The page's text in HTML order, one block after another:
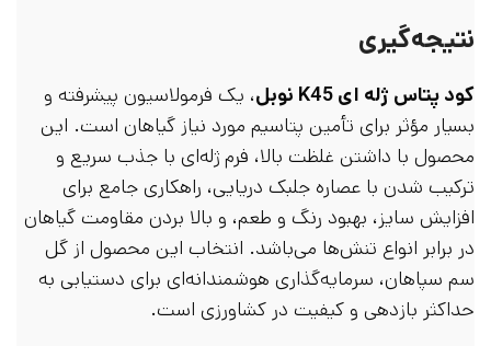
نتیجه‌گیری
کود پتاس ژله ای K45 نوبل
، یک فرمولاسیون پیشرفته و
بسیار مؤثر برای تأمین پتاسیم مورد نیاز گیاهان است. این
محصول با داشتن غلظت بالا، فرم ژله‌ای با جذب سریع و
ترکیب شدن با عصاره جلبک دریایی، راهکاری جامع برای
افزایش سایز، بهبود رنگ و طعم، و بالا بردن مقاومت گیاهان
در برابر انواع تنش‌ها می‌باشد. انتخاب این محصول از گل
سم سپاهان، سرمایه‌گذاری هوشمندانه‌ای برای دستیابی به
حداکثر بازدهی و کیفیت در کشاورزی است.